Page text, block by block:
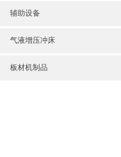
塑料礼品袋
辅助设备
气液增压冲床
板材机制品